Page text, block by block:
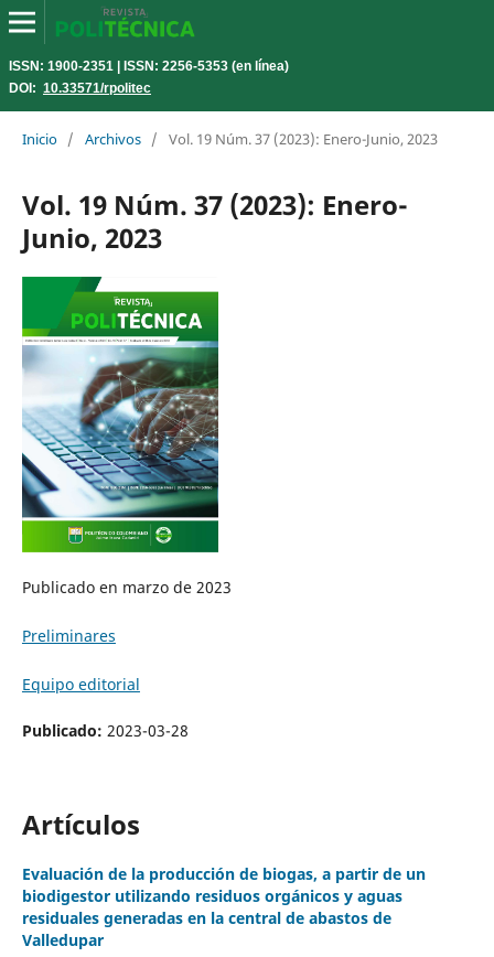
ISSN: 1900-2351 | ISSN: 2256-5353 (en línea)
DOI: 10.33571/rpolitec
Inicio / Archivos / Vol. 19 Núm. 37 (2023): Enero-Junio, 2023
Vol. 19 Núm. 37 (2023): Enero-
Junio, 2023
Publicado en marzo de 2023
Preliminares
Equipo editorial
Publicado: 2023-03-28
Artículos
Evaluación de la producción de biogas, a partir de un
biodigestor utilizando residuos orgánicos y aguas
residuales generadas en la central de abastos de
Valledupar